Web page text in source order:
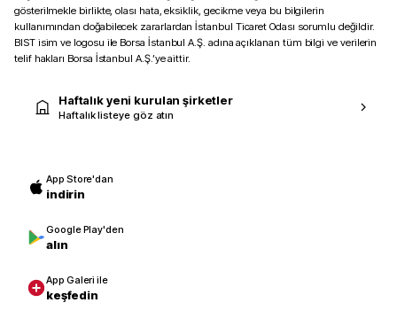
gösterilmekle birlikte, olası hata, eksiklik, gecikme veya bu bilgilerin
kullanımından doğabilecek zararlardan İstanbul Ticaret Odası sorumlu değildir.
BIST isim ve logosu ile Borsa İstanbul A.Ş. adına açıklanan tüm bilgi ve verilerin
telif hakları Borsa İstanbul A.Ş.’ye aittir.
Haftalık yeni kurulan şirketler
Haftalık listeye göz atın
App Store'dan
indirin
Google Play'den
alın
App Galeri ile
keşfedin